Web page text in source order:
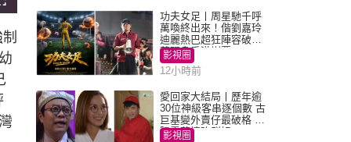
F
u
s
c
r
e
e
n
功夫女足丨周星馳千呼
萬喚終出來！偕劉嘉玲
迪麗熱巴超狂陣容破天
荒現身香港謝票
影視圈
12小時前
愛回家大結局丨歷年逾
30位神級客串逐個數 古
巨基變外賣仔最破格 歐
陽震華情陷群姐
影視圈